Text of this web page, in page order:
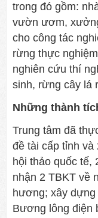
trong đó gồm:
vườn ươm,
cho công tác
rừng thực
nghiên cứu thí
sinh, rừng cây lá
Những thành
Trung tâm đã
đề tài cấp tỉnh
hội thảo quốc tế,
nhận 2 TBKT về
hương; xây
Bương lông điện